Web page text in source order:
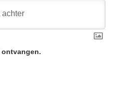
ontvangen.